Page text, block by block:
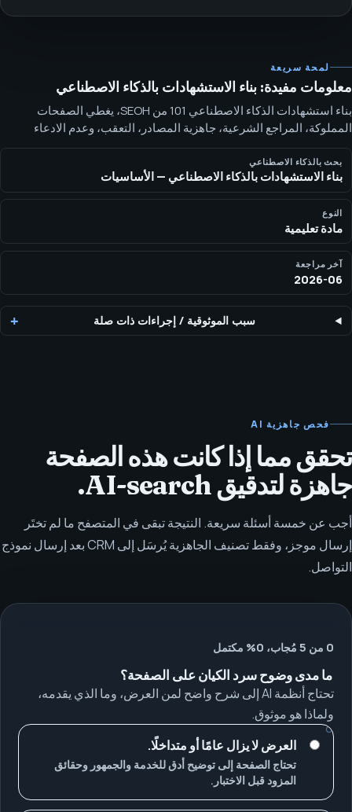
لمحة سريعة
معلومات مفيدة: بناء الاستشهادات بالذكاء الاصطناعي
بناء استشهادات الذكاء الاصطناعي 101 من SEOH، يغطي الصفحات
المملوكة، المراجع الشرعية، جاهزية المصادر، التعقب، وعدم الادعاء
بالاستشهادات الوهمية. بناء استشهادات الذكاء الاصطناعي يعني تسهيل
تقييم المصادر الشرعية واستشهادها. يحسن العمل جاهزية المصدر، لكنه لا
يجبر نظام ذكاء اصطناعي على استشهاد علامة تجارية.
بحث بالذكاء الاصطناعي
بناء الاستشهادات بالذكاء الاصطناعي — الأساسيات
النوع
مادة تعليمية
آخر مراجعة
2026-06
سبب الموثوقية /إجراءات ذات صلة
فحص جاهزية AI
تحقق مما إذا كانت هذه الصفحة
جاهزة لتدقيق AI-search.
أجب عن خمسة أسئلة سريعة. النتيجة تبقى في المتصفح ما لم تختَر
إرسال موجز، وفقط تصنيف الجاهزية يُرسَل إلى CRM بعد إرسال نموذج
التواصل.
0 من 5 مُجاب، 0% مكتمل
ما مدى وضوح سرد الكيان على الصفحة؟
تحتاج أنظمة AI إلى شرح واضح لمن العرض، وما الذي يقدمه،
ولماذا هو موثوق.
العرض لا يزال عامًا أو متداخلًا.
تحتاج الصفحة إلى توضيح أدق للخدمة والجمهور وحقائق
المزود قبل الاختبار.